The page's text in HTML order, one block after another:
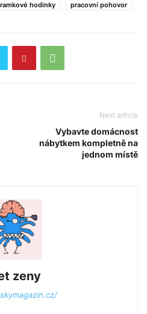
hodinky pracovní pohovor
Next article
Vybavte domácnost
nábytkem kompletně na
jednom místě
zeny